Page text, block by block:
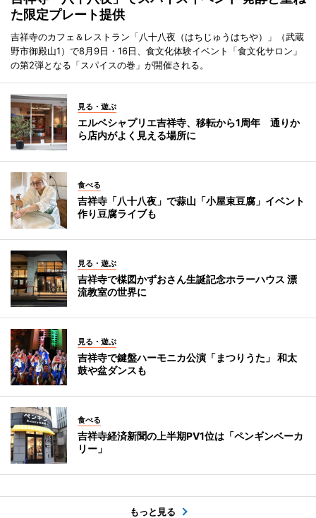
た限定プレート提供
吉祥寺のカフェ＆レストラン「八十八夜（はちじゅうはちや）」（武蔵
野市御殿山1）で8月9日・16日、食文化体験イベント「食文化サロン」
の第2弾となる「スパイスの巻」が開催される。
見る・遊ぶ
エルベシャプリエ吉祥寺、移転から1周年 通りか
ら店内がよく見える場所に
食べる
吉祥寺「八十八夜」で蒜山「小屋束豆腐」イベント
作り豆腐ライブも
見る・遊ぶ
吉祥寺で楳図かずおさん生誕記念ホラーハウス 漂
流教室の世界に
見る・遊ぶ
吉祥寺で鍵盤ハーモニカ公演「まつりうた」 和太
鼓や盆ダンスも
食べる
吉祥寺経済新聞の上半期PV1位は「ペンギンベーカ
リー」
もっと見る